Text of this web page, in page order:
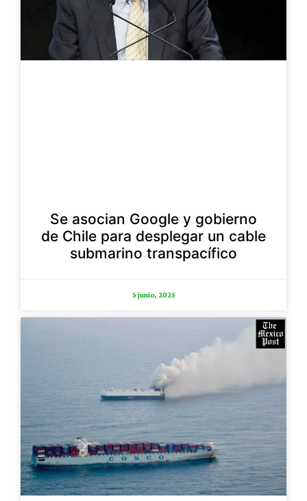
Se asocian Google y gobierno
de Chile para desplegar un cable
submarino transpacífico
5 junio, 2025